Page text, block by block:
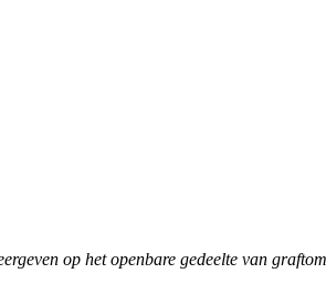
op het openbare gedeelte van